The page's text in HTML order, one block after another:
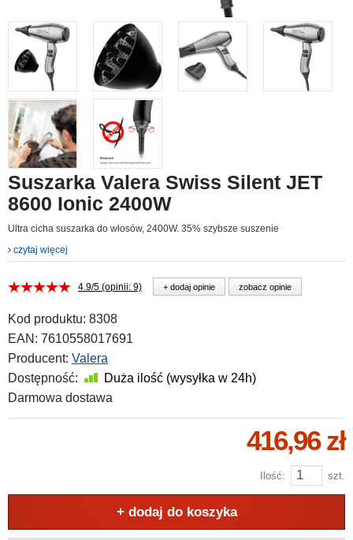
Suszarka Valera Swiss Silent JET
8600 Ionic 2400W
Ultra cicha suszarka do włosów, 2400W. 35% szybsze suszenie
czytaj więcej
4.9/5 (opinii: 9) + dodaj opinie zobacz opinie
Kod produktu: 8308
EAN: 7610558017691
Producent: Valera
Dostępność:
Duża ilość (wysyłka w 24h)
Darmowa dostawa
416,96 zł
Ilość: szt.
+ dodaj do koszyka